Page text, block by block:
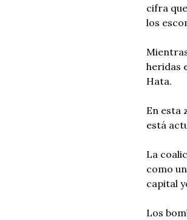
cifra
los
heridas
Hata.
En esta
está
La
como
capital
Los